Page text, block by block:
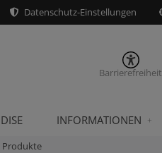
Datenschutz-Einstellungen
Barrierefreiheit
INFORMATIONEN
Produkte